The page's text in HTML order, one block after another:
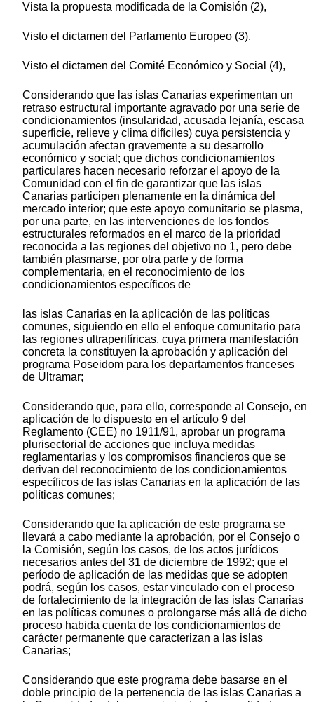
Vista la propuesta modificada de la Comisión (2),
Visto el dictamen del Parlamento Europeo (3),
Visto el dictamen del Comité Económico y Social (4),
Considerando que las islas Canarias experimentan un
retraso estructural importante agravado por una serie de
condicionamientos (insularidad, acusada lejanía, escasa
superficie, relieve y clima difíciles) cuya persistencia y
acumulación afectan gravemente a su desarrollo
económico y social; que dichos condicionamientos
particulares hacen necesario reforzar el apoyo de la
Comunidad con el fin de garantizar que las islas
Canarias participen plenamente en la dinámica del
mercado interior; que este apoyo comunitario se plasma,
por una parte, en las intervenciones de los fondos
estructurales reformados en el marco de la prioridad
reconocida a las regiones del objetivo no 1, pero debe
también plasmarse, por otra parte y de forma
complementaria, en el reconocimiento de los
condicionamientos específicos de
las islas Canarias en la aplicación de las políticas
comunes, siguiendo en ello el enfoque comunitario para
las regiones ultraperifíricas, cuya primera manifestación
concreta la constituyen la aprobación y aplicación del
programa Poseidom para los departamentos franceses
de Ultramar;
Considerando que, para ello, corresponde al Consejo, en
aplicación de lo dispuesto en el artículo 9 del
Reglamento (CEE) no 1911/91, aprobar un programa
plurisectorial de acciones que incluya medidas
reglamentarias y los compromisos financieros que se
derivan del reconocimiento de los condicionamientos
específicos de las islas Canarias en la aplicación de las
políticas comunes;
Considerando que la aplicación de este programa se
llevará a cabo mediante la aprobación, por el Consejo o
la Comisión, según los casos, de los actos jurídicos
necesarios antes del 31 de diciembre de 1992; que el
período de aplicación de las medidas que se adopten
podrá, según los casos, estar vinculado con el proceso
de fortalecimiento de la integración de las islas Canarias
en las políticas comunes o prolongarse más allá de dicho
proceso habida cuenta de los condicionamientos de
carácter permanente que caracterizan a las islas
Canarias;
Considerando que este programa debe basarse en el
doble principio de la pertenencia de las islas Canarias a